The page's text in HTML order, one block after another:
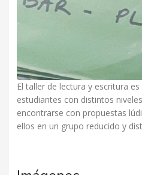
El taller de lectura y escritura
estudiantes con distintos
encontrarse con propuestas
ellos en un grupo reducido y